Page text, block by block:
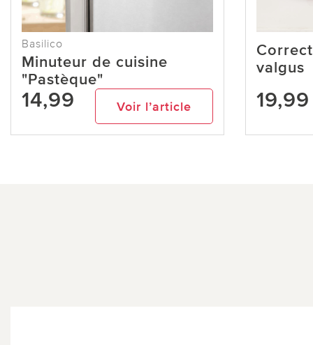
Basilico
Minuteur de cuisine
"Pastèque"
14,99 Voir l’article
valgus
19,99